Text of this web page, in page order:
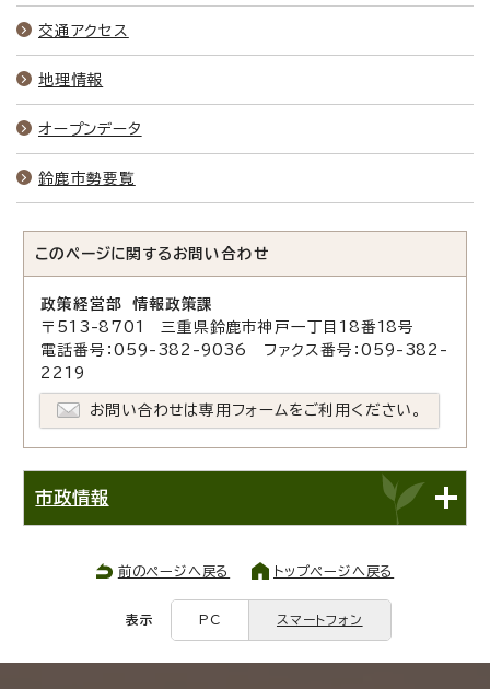
交通アクセス
地理情報
オープンデータ
鈴鹿市勢要覧
このページに関する お問い合わせ
政策経営部 情報政策課
〒513-8701 三重県鈴鹿市神戸一丁目18番18号
電話番号：059-382-9036 ファクス番号：059-382-
2219
お問い合わせは専用フォームをご利用ください。
市政情報
前のページへ戻る トップページへ戻る
表示 PC スマートフォン